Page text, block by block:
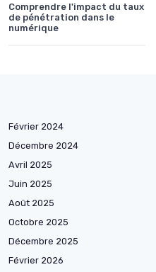
Comprendre l'impact du taux
de pénétration dans le
numérique
Février 2024
Décembre 2024
Avril 2025
Juin 2025
Août 2025
Octobre 2025
Décembre 2025
Février 2026